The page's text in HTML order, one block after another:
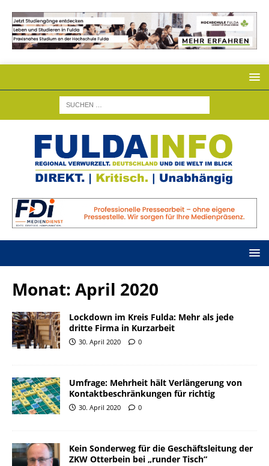
Monat: April 2020
Lockdown im Kreis Fulda: Mehr als jede
dritte Firma in Kurzarbeit
30. April 2020 0
Umfrage: Mehrheit hält Verlängerung von
Kontaktbeschränkungen für richtig
30. April 2020 0
Kein Sonderweg für die Geschäftsleitung der
ZKW Otterbein bei „runder Tisch“